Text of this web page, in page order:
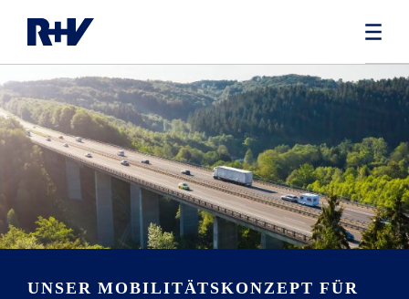
UNSER MOBILITÄTSKONZEPT FÜR